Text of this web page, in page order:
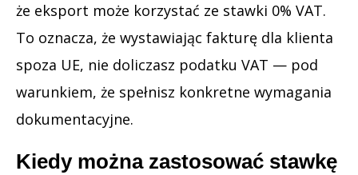
że eksport może korzystać ze stawki 0% VAT.
To oznacza, że wystawiając fakturę dla klienta
spoza UE, nie doliczasz podatku VAT — pod
warunkiem, że spełnisz konkretne wymagania
dokumentacyjne.
Kiedy można zastosować stawkę